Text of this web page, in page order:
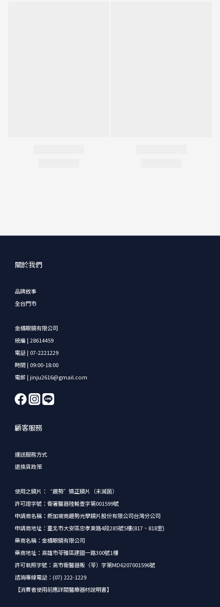
關於我們
品牌故事
全台門市
金橘眼鏡有限公司
統編 | 28614459
電話 | 07-2221229
時間 | 09:00-18:00
電郵 | jinju2616@gmail.com
顧客服務
運送服務方式
退換貨政策
使用之鏡片：“趨勢”矯正鏡片（未滅菌）
許可證字號：衛署醫器陸輸壹字第001599號
申請商名稱：新加坡商趨勢光學鏡片股份有限公司台灣分公司
申請商地址：臺北市大安區忠孝東路4段285號5樓(817、818室)
藥商名稱：金橘眼鏡有限公司
藥商地址：高雄市苓雅區建國一路300號1樓
許可執照字號：高市衛醫器販（苓）字第MD6207001596號
諮詢專線電話：(07) 222-1229
【消費者使用前應詳閱醫療器材說明書】